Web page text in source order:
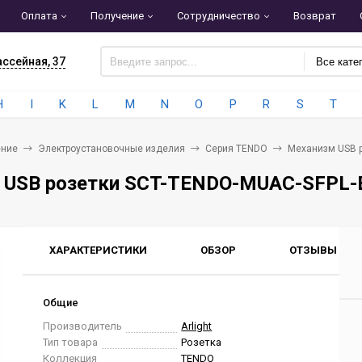
Оплата Получение Сотрудничество Возврат
37 Все
I K L M N O P R S T
Электроустановочные изделия Серия TENDO Механизм USB
розетки SCT-TENDO-MUAC-
ХАРАКТЕРИСТИКИ ОБЗОР ОТЗЫВЫ
Общие
Производитель
Arlight
Тип товара
Розетка
Коллекция
TENDO